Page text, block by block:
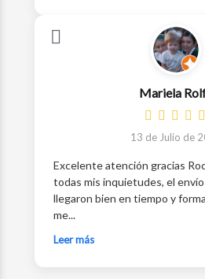
Mariela
13 de Julio de
Excelente atención gracias
todas mis inquietudes, el
llegaron bien en tiempo y
me...
Leer más